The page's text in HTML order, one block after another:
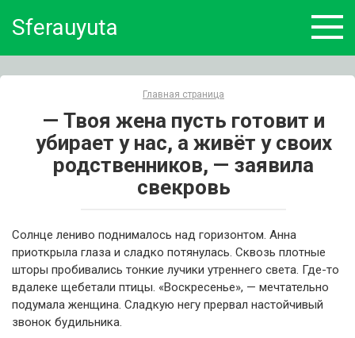
Sferauyuta
Главная страница
— Твоя жена пусть готовит и
убирает у нас, а живёт у своих
родственников, — заявила
свекровь
Солнце лениво поднималось над горизонтом. Анна
приоткрыла глаза и сладко потянулась. Cквозь плотные
шторы пробивались тонкие лучики утреннего света. Где-то
вдалеке щебетали птицы. «Воскресенье», — мечтательно
подумала женщина. Сладкую негу прервал настойчивый
звонок будильника.